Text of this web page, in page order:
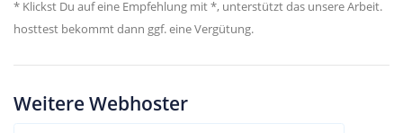
* Klickst Du auf eine Empfehlung mit *, unterstützt das unsere Arbeit.
hosttest bekommt dann ggf. eine Vergütung.
Weitere Webhoster